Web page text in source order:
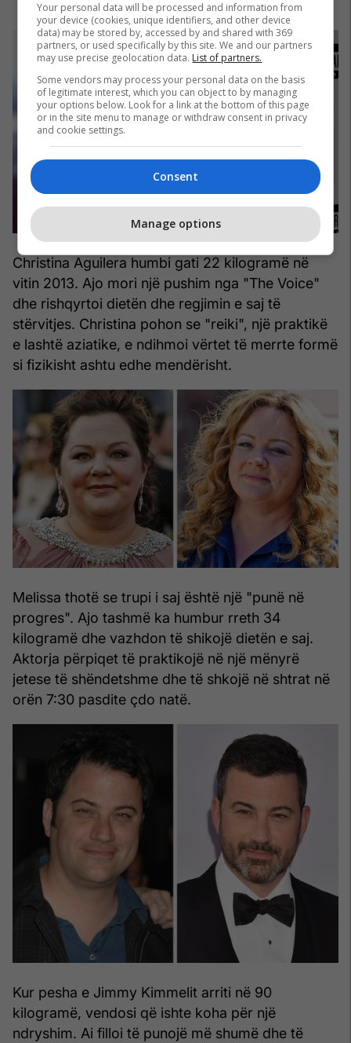
Christina Aguilera humbi gati 22 kilogramë në
vitin 2013. Ajo mori një pushim nga "The Voice"
dhe rishqyrtoi dietën dhe regjimin e saj të
stërvitjes. Christina pohon se "reiki", një praktikë
e lashtë aziatike, e ndihmoi vërtet të merrte formë
si fizikisht ashtu edhe mendërisht.
Melissa thotë se trupi i saj është një "punë në
progres". Ajo tashmë ka humbur rreth 34
kilogramë dhe vazhdon të shikojë dietën e saj.
Aktorja përpiqet të praktikojë në një mënyrë
jetese të shëndetshme dhe të shkojë në shtrat në
orën 7:30 pasdite çdo natë.
Kur pesha e Jimmy Kimmelit arriti në 90
kilogramë, vendosi që ishte koha për një
ndryshim. Ai filloi të punojë më shumë dhe të
Your personal data will be processed and information from
your device (cookies, unique identifiers, and other device
data) may be stored by, accessed by and shared with 369
partners, or used specifically by this site. We and our partners
may use precise geolocation data. List of partners.
Some vendors may process your personal data on the basis
of legitimate interest, which you can object to by managing
your options below. Look for a link at the bottom of this page
or in the site menu to manage or withdraw consent in privacy
and cookie settings.
Consent
Manage options